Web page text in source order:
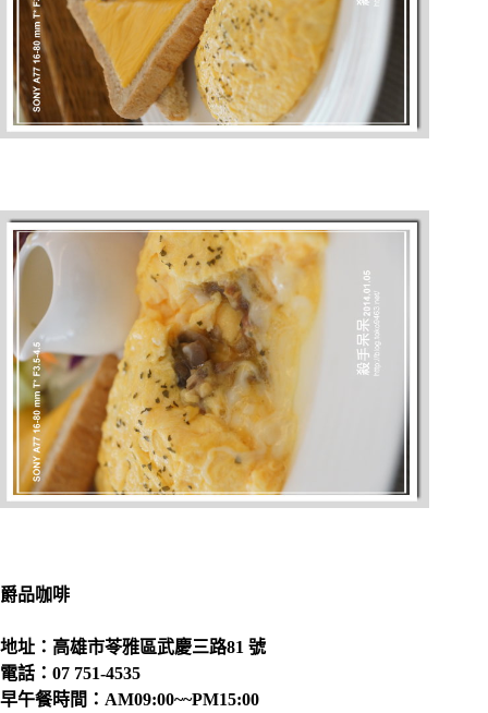
爵品咖啡
地址：高雄市苓雅區武慶三路81 號
電話：07 751-4535
早午餐時間：AM09:00~~PM15:00